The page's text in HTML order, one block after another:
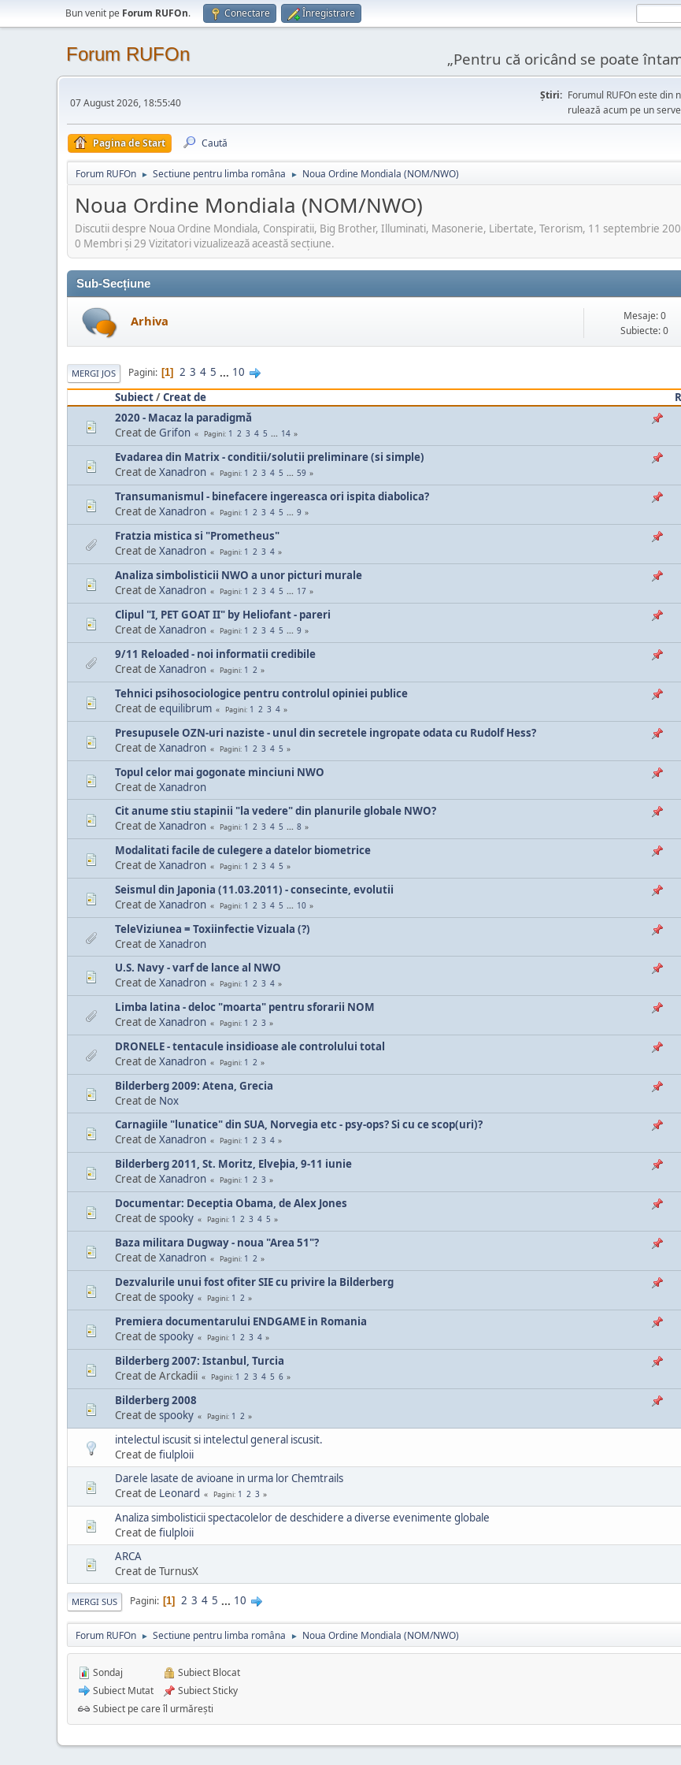
Bun venit pe Forum RUFOn. Conectare Înregistrare
Forum RUFOn „Pentru că oricând se poate
07 August 2026, 18:55:40
Ştiri: Forumul RUFOn este
rulează acum pe un
Pagina de Start Caută
Forum RUFOn ► Sectiune pentru limba româna ► Noua Ordine Mondiala (NOM/NWO)
Noua Ordine Mondiala (NOM/NWO)
Discutii despre Noua Ordine Mondiala, Conspiratii, Big Brother, Illuminati, Masonerie, Libertate, Terorism, 11 septembrie
0 Membri şi 29 Vizitatori vizualizează această secțiune.
Sub-Secțiune
Arhiva
Mesaje: 0
Subiecte: 0
MERGI JOS Pagini 1 2 3 4 5 ... 10
Subiect/Creat de
2020 - Macaz la paradigmă
Creat de Grifon Pagini 1 2 3 4 5 ... 14
Evadarea din Matrix - conditii/solutii preliminare (si simple)
Creat de Xanadron Pagini 1 2 3 4 5 ... 59
Transumanismul - binefacere ingereasca ori ispita diabolica?
Creat de Xanadron Pagini 1 2 3 4 5 ... 9
Fratzia mistica si "Prometheus"
Creat de Xanadron Pagini 1 2 3 4
Analiza simbolisticii NWO a unor picturi murale
Creat de Xanadron Pagini 1 2 3 4 5 ... 17
Clipul "I, PET GOAT II" by Heliofant - pareri
Creat de Xanadron Pagini 1 2 3 4 5 ... 9
9/11 Reloaded - noi informatii credibile
Creat de Xanadron Pagini 1 2
Tehnici psihosociologice pentru controlul opiniei publice
Creat de equilibrum Pagini 1 2 3 4
Presupusele OZN-uri naziste - unul din secretele ingropate odata cu Rudolf Hess?
Creat de Xanadron Pagini 1 2 3 4 5
Topul celor mai gogonate minciuni NWO
Creat de Xanadron
Cit anume stiu stapinii "la vedere" din planurile globale NWO?
Creat de Xanadron Pagini 1 2 3 4 5 ... 8
Modalitati facile de culegere a datelor biometrice
Creat de Xanadron Pagini 1 2 3 4 5
Seismul din Japonia (11.03.2011) - consecinte, evolutii
Creat de Xanadron Pagini 1 2 3 4 5 ... 10
TeleViziunea = Toxiinfectie Vizuala (?)
Creat de Xanadron
U.S. Navy - varf de lance al NWO
Creat de Xanadron Pagini 1 2 3 4
Limba latina - deloc "moarta" pentru sforarii NOM
Creat de Xanadron Pagini 1 2 3
DRONELE - tentacule insidioase ale controlului total
Creat de Xanadron Pagini 1 2
Bilderberg 2009: Atena, Grecia
Creat de Nox
Carnagiile "lunatice" din SUA, Norvegia etc - psy-ops? Si cu ce scop(uri)?
Creat de Xanadron Pagini 1 2 3 4
Bilderberg 2011, St. Moritz, Elveþia, 9-11 iunie
Creat de Xanadron Pagini 1 2 3
Documentar: Deceptia Obama, de Alex Jones
Creat de spooky Pagini 1 2 3 4 5
Baza militara Dugway - noua "Area 51"?
Creat de Xanadron Pagini 1 2
Dezvalurile unui fost ofiter SIE cu privire la Bilderberg
Creat de spooky Pagini 1 2
Premiera documentarului ENDGAME in Romania
Creat de spooky Pagini 1 2 3 4
Bilderberg 2007: Istanbul, Turcia
Creat de Arckadii
Pagini 1 2 3 4 5 6
Bilderberg 2008
Creat de spooky Pagini 1 2
intelectul iscusit si intelectul general iscusit.
Creat de fiulploii
Darele lasate de avioane in urma lor Chemtrails
Creat de Leonard Pagini 1 2 3
Analiza simbolisticii spectacolelor de deschidere a diverse evenimente globale
Creat de fiulploii
ARCA
Creat de TurnusX
MERGI SUS Pagini 1 2 3 4 5 ... 10
Forum RUFOn ► Sectiune pentru limba româna ► Noua Ordine Mondiala (NOM/NWO)
Sondaj
Subiect Mutat
Subiect Blocat
Subiect Sticky
Subiect pe care îl urmărești